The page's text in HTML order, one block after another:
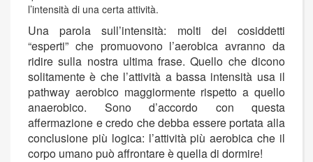
l’intensità di una certa attività.
Una parola sull’intensità: molti dei cosiddetti
“esperti” che promuovono l’aerobica avranno da
ridire sulla nostra ultima frase. Quello che dicono
solitamente è che l’attività a bassa intensità usa il
pathway aerobico maggiormente rispetto a quello
anaerobico. Sono d’accordo con questa
affermazione e credo che debba essere portata alla
conclusione più logica: l’attività più aerobica che il
corpo umano può affrontare è quella di dormire!